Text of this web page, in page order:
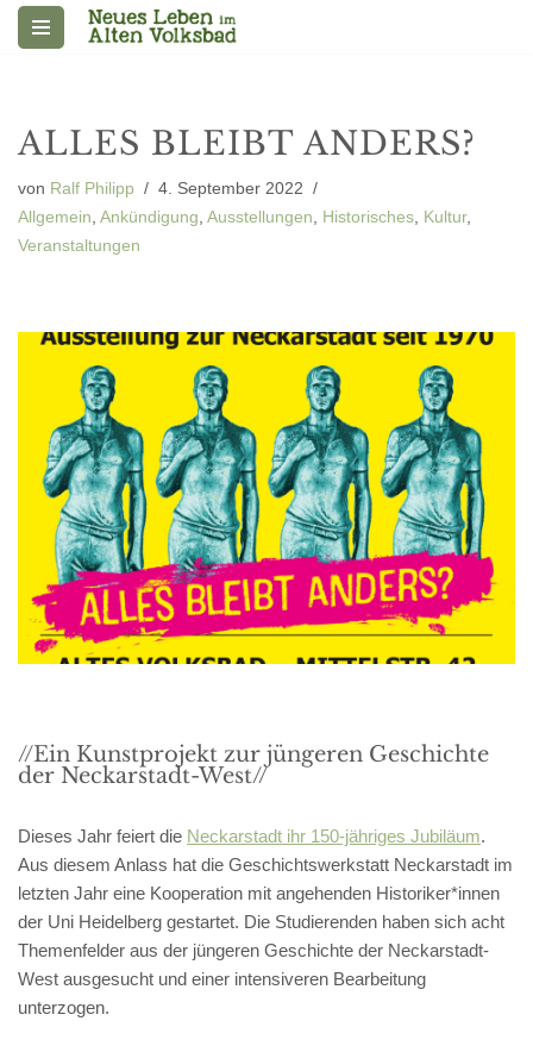
ALLES BLEIBT ANDERS?
von Ralf Philipp
4. September 2022
Allgemein, Ankündigung, Ausstellungen, Historisches, Kultur,
Veranstaltungen
//Ein Kunstprojekt zur jüngeren Geschichte
der Neckarstadt-West//
Dieses Jahr feiert die Neckarstadt ihr 150-jähriges Jubiläum.
Aus diesem Anlass hat die Geschichtswerkstatt Neckarstadt im
letzten Jahr eine Kooperation mit angehenden Historiker*innen
der Uni Heidelberg gestartet. Die Studierenden haben sich acht
Themenfelder aus der jüngeren Geschichte der Neckarstadt-
West ausgesucht und einer intensiveren Bearbeitung
unterzogen.